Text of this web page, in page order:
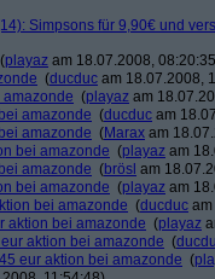
Simpsons für 9,90€ und
(playaz am 18.07.2008,
(ducduc am 18.07.2008,
amazonde (playaz am
amazonde (ducduc am
amazonde (Marax am
bei amazonde (playaz am
amazonde (brösl am
bei amazonde (playaz am
bei amazonde (ducduc
aktion bei amazonde (playaz
aktion bei amazonde (
eur aktion bei amazonde (